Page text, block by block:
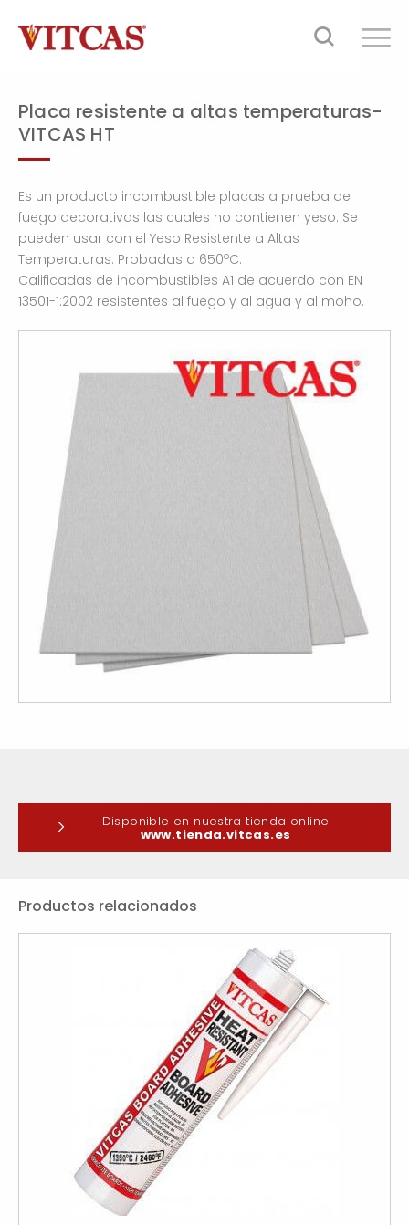
Placa resistente a altas temperaturas-
VITCAS HT
Es un producto incombustible placas a prueba de
fuego decorativas las cuales no contienen yeso. Se
pueden usar con el Yeso Resistente a Altas
Temperaturas. Probadas a 650oC.
Calificadas de incombustibles A1 de acuerdo con EN
13501-1:2002 resistentes al fuego y al agua y al moho.
Disponible en nuestra tienda online
www.tienda.vitcas.es
Productos relacionados